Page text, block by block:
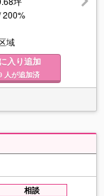
200%
域
入り追加
人が追加済
相談